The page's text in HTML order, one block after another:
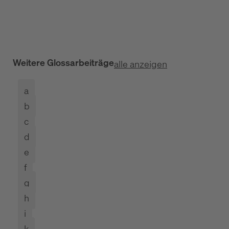
Weitere Glossarbeiträgealle anzeigen
a
b
c
d
e
f
g
h
i